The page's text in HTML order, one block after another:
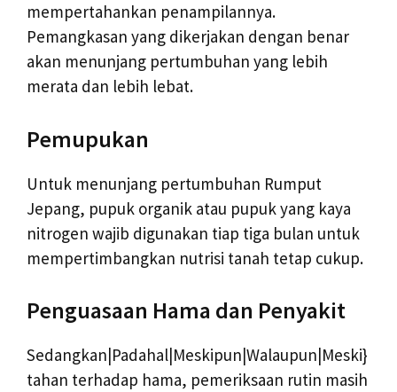
mempertahankan penampilannya.
Pemangkasan yang dikerjakan dengan benar
akan menunjang pertumbuhan yang lebih
merata dan lebih lebat.
Pemupukan
Untuk menunjang pertumbuhan Rumput
Jepang, pupuk organik atau pupuk yang kaya
nitrogen wajib digunakan tiap tiga bulan untuk
mempertimbangkan nutrisi tanah tetap cukup.
Penguasaan Hama dan Penyakit
Sedangkan|Padahal|Meskipun|Walaupun|Meski}
tahan terhadap hama, pemeriksaan rutin masih